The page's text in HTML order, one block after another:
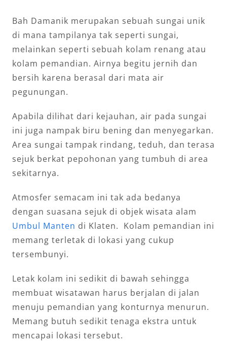
Bah Damanik merupakan sebuah sungai unik
di mana tampilanya tak seperti sungai,
melainkan seperti sebuah kolam renang atau
kolam pemandian. Airnya begitu jernih dan
bersih karena berasal dari mata air
pegunungan.
Apabila dilihat dari kejauhan, air pada sungai
ini juga nampak biru bening dan menyegarkan.
Area sungai tampak rindang, teduh, dan terasa
sejuk berkat pepohonan yang tumbuh di area
sekitarnya.
Atmosfer semacam ini tak ada bedanya
dengan suasana sejuk di objek wisata alam
Umbul Manten di Klaten. Kolam pemandian ini
memang terletak di lokasi yang cukup
tersembunyi.
Letak kolam ini sedikit di bawah sehingga
membuat wisatawan harus berjalan di jalan
menuju pemandian yang konturnya menurun.
Memang butuh sedikit tenaga ekstra untuk
mencapai lokasi tersebut.